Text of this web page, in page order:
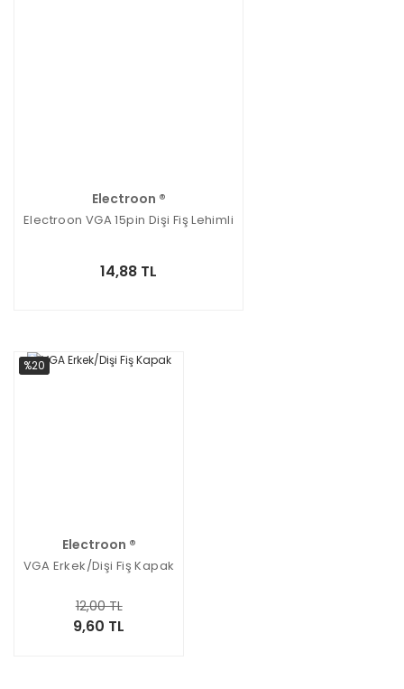
Electroon ®
Electroon VGA 15pin Dişi Fiş Lehimli
14,88 TL
%20
Electroon ®
VGA Erkek/Dişi Fiş Kapak
9,60 TL
12,00 TL